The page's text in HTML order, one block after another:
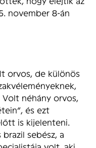
november 8-án
orvos, de különös
néhány orvos,
és ezt
is kijelenteni.
sebész, a